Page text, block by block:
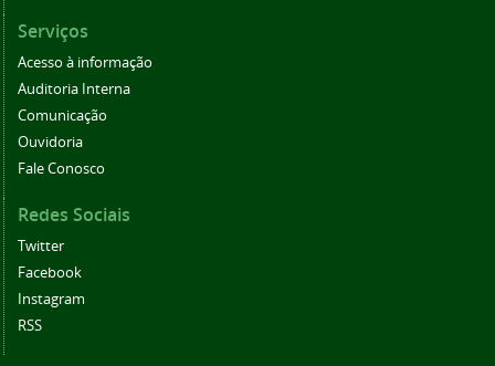
Serviços
Acesso à informação
Auditoria Interna
Comunicação
Ouvidoria
Fale Conosco
Redes Sociais
Twitter
Facebook
Instagram
RSS